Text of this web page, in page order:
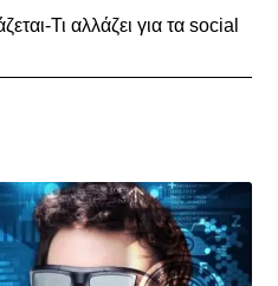
Τι αλλάζει για τα social